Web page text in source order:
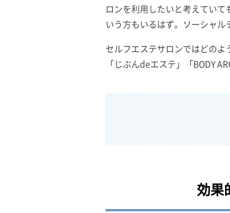
ロンを利用したいと考えてい
いう方もいるはず。ソーシャル
セルフエステサロンではどのよ
「じぶんdeエステ」「BODY
効果